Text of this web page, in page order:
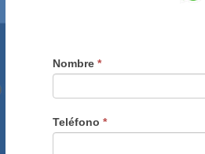
Nombre *
Teléfono *